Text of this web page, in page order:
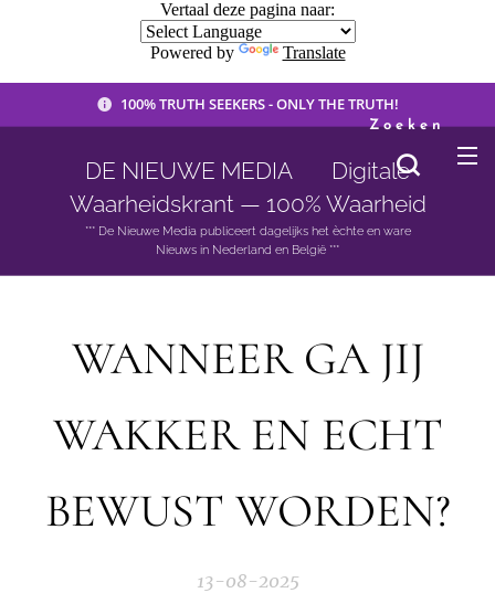
Vertaal deze pagina naar:
Powered by Translate
100% TRUTH SEEKERS - ONLY THE TRUTH!
DE NIEUWE MEDIA 🟣 Digitale
Waarheidskrant — 100% Waarheid
*** De Nieuwe Media publiceert dagelijks het èchte en ware
Nieuws in Nederland en België ***
Zoeken
WANNEER GA JIJ
WAKKER EN ECHT
BEWUST WORDEN?
13-08-2025